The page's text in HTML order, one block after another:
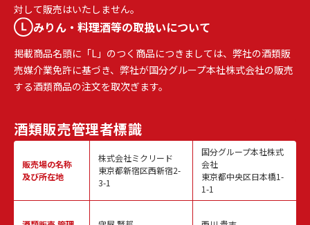
対して販売はいたしません。
みりん・料理酒等の取扱いについて
掲載商品名頭に「L」のつく商品につきましては、弊社の酒類販
売媒介業免許に基づき、弊社が国分グループ本社株式会社の販売
する酒類商品の注文を取次ぎます。
酒類販売管理者標識
販売場の名称
及び所在地
株式会社ミクリード
東京都新宿区西新宿2-
3-1
国分グループ本社株式
会社
東京都中央区日本橋1-
1-1